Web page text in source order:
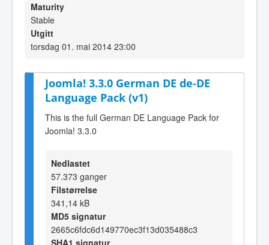
Maturity
Stable
Utgitt
torsdag 01. mai 2014 23:00
Joomla! 3.3.0 German DE de-DE
Language Pack (v1)
This is the full German DE Language Pack for
Joomla! 3.3.0
Nedlastet
57.373 ganger
Filstørrelse
341,14 kB
MD5 signatur
2665c6fdc6d149770ec3f13d035488c3
SHA1 signatur